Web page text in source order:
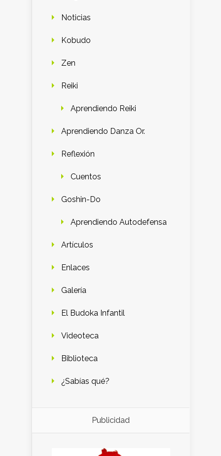
Noticias
Kobudo
Zen
Reiki
Aprendiendo Reiki
Aprendiendo Danza Or.
Reflexión
Cuentos
Goshin-Do
Aprendiendo Autodefensa
Artículos
Enlaces
Galería
El Budoka Infantil
Videoteca
Biblioteca
¿Sabías qué?
Publicidad